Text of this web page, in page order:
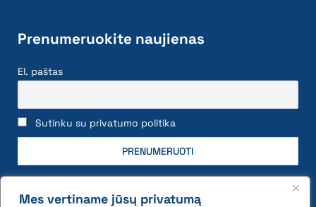
Mes vertiname jūsų privatumą
Prenumeruokite naujienas
El. paštas
Sutinku su privatumo politika